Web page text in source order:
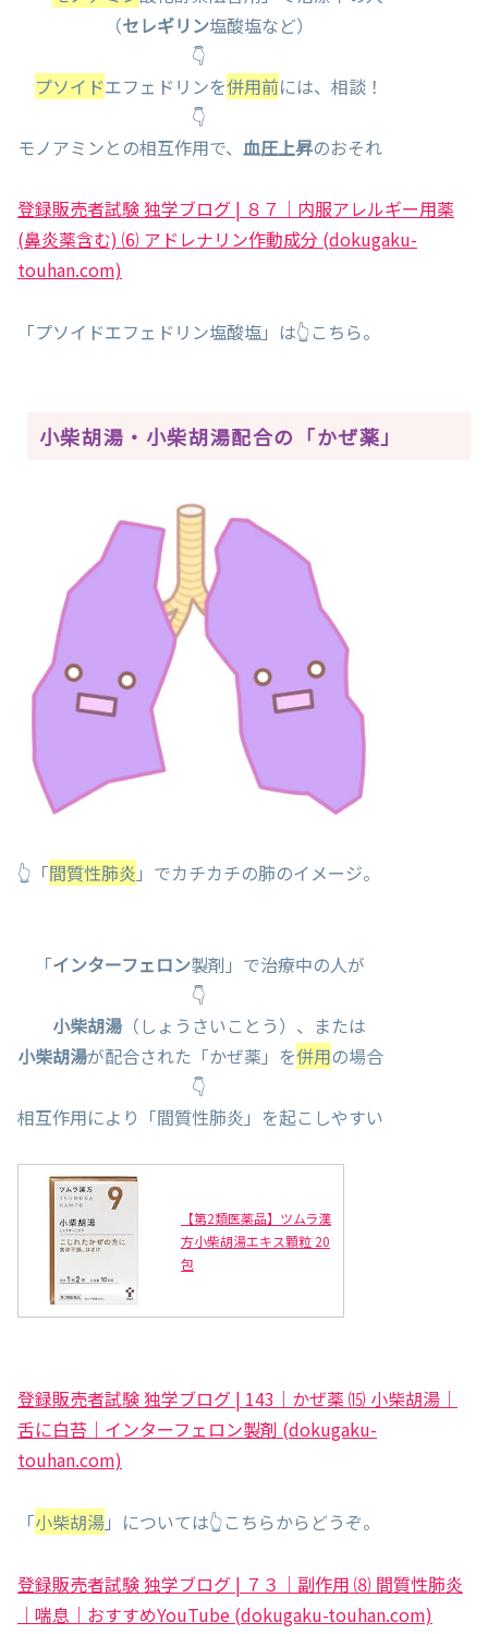
（セレギリン塩酸塩など）
👇
プソイドエフェドリンを併用前には、相談！
👇
モノアミンとの相互作用で、 血圧上昇のおそれ
登録販売者試験 独学ブログ | ８７｜内服アレルギー用薬
(鼻炎薬含む) ⑹ アドレナリン作動成分 (dokugaku-
touhan.com)
「プソイドエフェドリン塩酸塩」は👆こちら。
小柴胡湯・小柴胡湯配合の「かぜ薬」
👆「間質性肺炎 」でカチカチの肺のイメージ。
「インターフェロン製剤」で治療中の人が
👇
小柴胡湯（しょうさいことう）、または
小柴胡湯が配合された「かぜ薬」を併用の場合
👇
相互作用により「間質性肺炎」を起こしやすい
【第2類医薬品】ツムラ漢
方小柴胡湯エキス顆粒 20
包
登録販売者試験 独学ブログ | 143｜かぜ薬 ⒂ 小柴胡湯｜
舌に白苔｜インターフェロン製剤 (dokugaku-
touhan.com)
「小柴胡湯」については👆こちらからどうぞ。
登録販売者試験 独学ブログ | ７３｜副作用 ⑻ 間質性肺炎
｜喘息｜おすすめYouTube (dokugaku-touhan.com)